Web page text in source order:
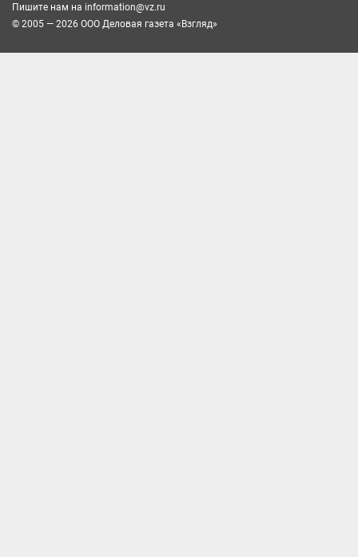
Пишите нам на information@vz.ru
© 2005 — 2026 ООО Деловая газета «Взгляд»